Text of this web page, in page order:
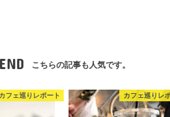
こちらの記事も人気です。
カフェ巡りレポート カフェ巡りレ